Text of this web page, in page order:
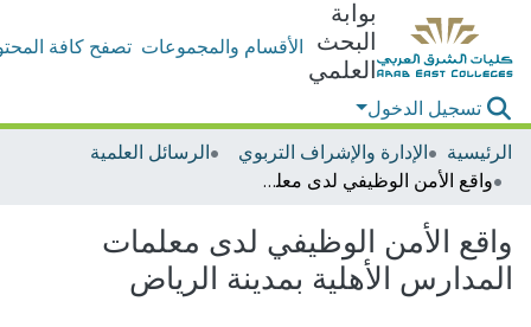
بوابة
البحث
العلمي
الأقسام والمجموعات تصفح كافة
تسجيل الدخول
الرئيسية
الإدارة والإشراف التربوي
الرسائل العلمية
واقع الأمن الوظيفي لدى معلمات المدارس الأهلية بمدينة الرياض
واقع الأمن الوظيفي لدى معلمات
المدارس الأهلية بمدينة الرياض